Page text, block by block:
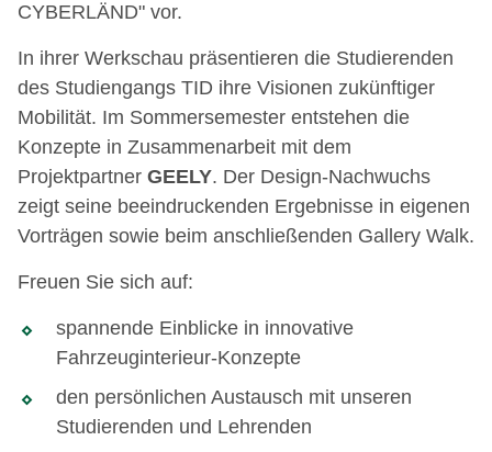
CYBERLÄND" vor.
In ihrer Werkschau präsentieren die Studierenden
des Studiengangs TID ihre Visionen zukünftiger
Mobilität. Im Sommersemester entstehen die
Konzepte in Zusammenarbeit mit dem
Projektpartner GEELY. Der Design-Nachwuchs
zeigt seine beeindruckenden Ergebnisse in eigenen
Vorträgen sowie beim anschließenden Gallery Walk.
Freuen Sie sich auf:
spannende Einblicke in innovative
Fahrzeuginterieur-Konzepte
den persönlichen Austausch mit unseren
Studierenden und Lehrenden